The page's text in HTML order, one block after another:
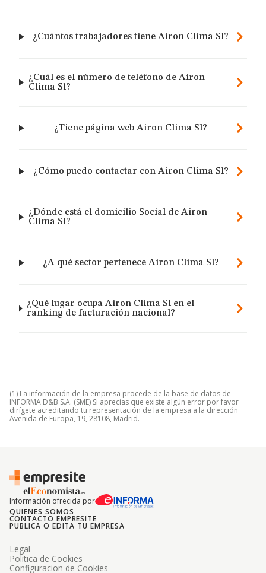
¿Cuántos trabajadores tiene Airon Clima Sl?
¿Cuál es el número de teléfono de Airon
Clima Sl?
¿Tiene página web Airon Clima Sl?
¿Cómo puedo contactar con Airon Clima Sl?
¿Dónde está el domicilio Social de Airon
Clima Sl?
¿A qué sector pertenece Airon Clima Sl?
¿Qué lugar ocupa Airon Clima Sl en el
ranking de facturación nacional?
(1) La información de la empresa procede de la base de datos de
INFORMA D&B S.A. (SME) Si aprecias que existe algún error por favor
dirígete acreditando tu representación de la empresa a la dirección
Avenida de Europa, 19, 28108, Madrid.
Información ofrecida por
QUIENES SOMOS
CONTACTO EMPRESITE
PUBLICA O EDITA TU EMPRESA
Legal
Politica de Cookies
Configuracion de Cookies